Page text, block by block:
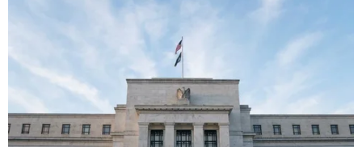
Quốc) ở hạng cân 64kg. Đây cũng là màn so tài
rất được chờ đợi khi Xuân Phương đã nhiều
năm liền vô địch quốc gia còn Kwon Gi Seop đã
có 16 chiến thắng chỉ sau 20 lần thượng đài
chuyên nghiệp.
Bên cạnh đó, tay đấm Hàn Quốc (1 mét 80) còn